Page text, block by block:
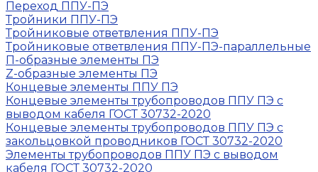
Переход ППУ-ПЭ
Тройники ППУ-ПЭ
Тройниковые ответвления ППУ-ПЭ
Тройниковые ответвления ППУ-ПЭ-параллельные
П-образные элементы ПЭ
Z-образные элементы ПЭ
Концевые элементы ППУ ПЭ
Концевые элементы трубопроводов ППУ ПЭ с
выводом кабеля ГОСТ 30732-2020
Концевые элементы трубопроводов ППУ ПЭ с
закольцовкой проводников ГОСТ 30732-2020
Элементы трубопроводов ППУ ПЭ с выводом
кабеля ГОСТ 30732-2020